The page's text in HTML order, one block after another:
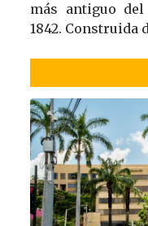
más antiguo
1842. Construida